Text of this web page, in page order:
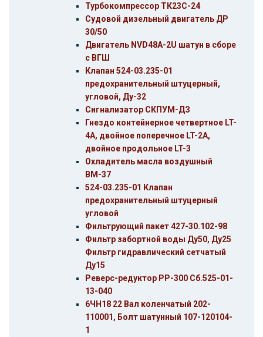
Турбокомпрессор ТК23С-24
Судовой дизельный двигатель ДР
30/50
Двигатель NVD48A-2U шатун в сборе
с ВГШ
Клапан 524-03.235-01
предохранительный штуцерный,
угловой, Ду-32
Сигнализатор СКПУМ-ДЗ
Гнездо контейнерное четвертное LT-
4A, двойное поперечное LT-2A,
двойное продольное LT-3
Охладитель масла воздушный
ВМ-37
524-03.235-01 Клапан
предохранительный штуцерный
угловой
Фильтрующий пакет 427-30.102-98
Фильтр забортной воды Ду50, Ду25
Фильтр гидравлический сетчатый
Ду15
Реверс-редуктор РР-300 Сб.525-01-
13-040
6ЧН18 22 Вал коленчатый 202-
110001, Болт шатунный 107-120104-
1